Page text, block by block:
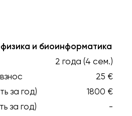
и биоинформатика
2 года (4 сем.)
25 €
за год)
1800 €
за год)
-